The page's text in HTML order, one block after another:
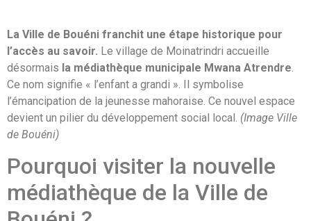
La Ville de Bouéni franchit une étape historique pour
l’accès au savoir. Le village de Moinatrindri accueille
désormais la médiathèque municipale Mwana Atrendre.
Ce nom signifie « l’enfant a grandi ». Il symbolise
l’émancipation de la jeunesse mahoraise. Ce nouvel espace
devient un pilier du développement social local. (Image Ville
de Bouéni)
Pourquoi visiter la nouvelle
médiathèque de la Ville de